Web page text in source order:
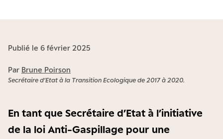
Publié le 6 février 2025
Par Brune Poirson
Secrétaire d’Etat à la Transition Ecologique de 2017 à 2020.
En tant que Secrétaire d’Etat à l’initiative
de la loi Anti-Gaspillage pour une